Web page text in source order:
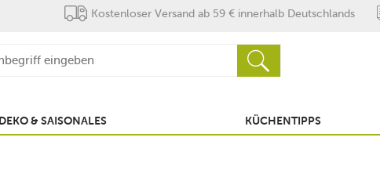
Kostenloser Versand ab 59 € innerhalb Deutschlands
DEKO & SAISONALES KÜCHENTIPPS